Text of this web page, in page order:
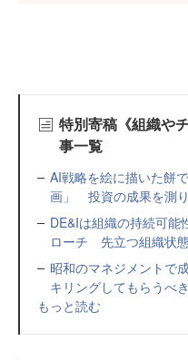
特別寄稿《組織や
事一覧
AI戦略を絵に描いた餅
画」 投資の成果を測
DE&Iは組織の持続可能
ローチ 先立つ組織状
昭和のマネジメントで
キリングしてもらうべ
もっと読む